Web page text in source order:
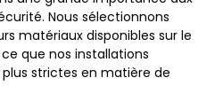
Nous sélectionnons
matériaux disponibles sur le
que nos installations
strictes en matière de